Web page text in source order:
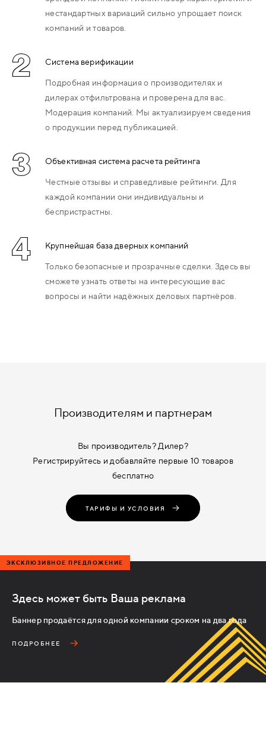
нестандартных вариаций сильно упрощает поиск
компаний и товаров.
2 Система верификации
Подробная информация о производителях и
дилерах отфильтрована и проверена для вас.
Модерация компаний. Мы актуализируем сведения
о продукции перед публикацией.
3 Объективная система расчета рейтинга
Честные отзывы и справедливые рейтинги. Для
каждой компании они индивидуальны и
беспристрастны.
4 Крупнейшая база дверных компаний
Только безопасные и прозрачные сделки. Здесь вы
сможете узнать ответы на интересующие вас
вопросы и найти надёжных деловых партнёров.
Производителям и партнерам
Вы производитель? Дилер?
Регистрируйтесь и добавляйте первые 10 товаров
бесплатно
ТАРИФЫ И УСЛОВИЯ
ЭКСКЛЮЗИВНОЕ ПРЕДЛОЖЕНИЕ
Здесь может быть Ваша реклама
Баннер продаётся для одной компании сроком на два года
ПОДРОБНЕЕ